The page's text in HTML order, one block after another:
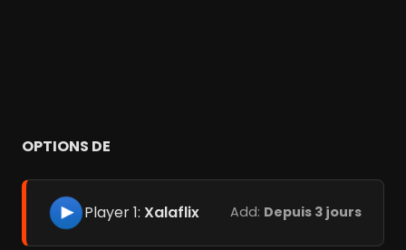
OPTIONS DE
Player 1: Xalaflix Add: Depuis 3 jours